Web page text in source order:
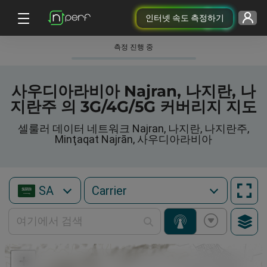
인터넷 속도 측정하기
측정 진행 중
사우디아라비아 Najran, 나지란, 나
지란주 의 3G/4G/5G 커버리지 지도
셀룰러 데이터 네트워크 Najran, 나지란, 나지란주,
Minţaqat Najrān, 사우디아라비아
SA